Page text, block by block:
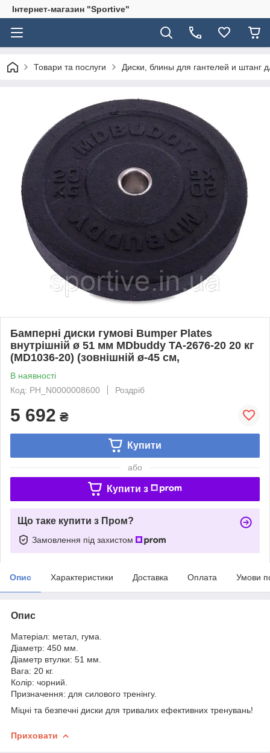
Інтернет-магазин "Sportive"
Товари та послуги Диски, блины для гантелей и штанг
Бамперні диски гумові Bumper Plates
внутрішній ø 51 мм MDbuddy TA-2676-20 20 кг
(MD1036-20) (зовнішній ø-45 см,
В наявності
Код: PH_N0000008600
Роздріб
5 692 ₴
Купити
або
Купити з
Що таке купити з Пром?
Замовлення під захистом
Опис Характеристики Доставка Оплата Умови
Опис
Матеріал: метал, гума.
Діаметр: 450 мм.
Діаметр втулки: 51 мм.
Вага: 20 кг.
Колір: чорний.
Призначення: для силового тренінгу.
Міцні та безпечні диски для тривалих ефективних тренувань!
Приховати